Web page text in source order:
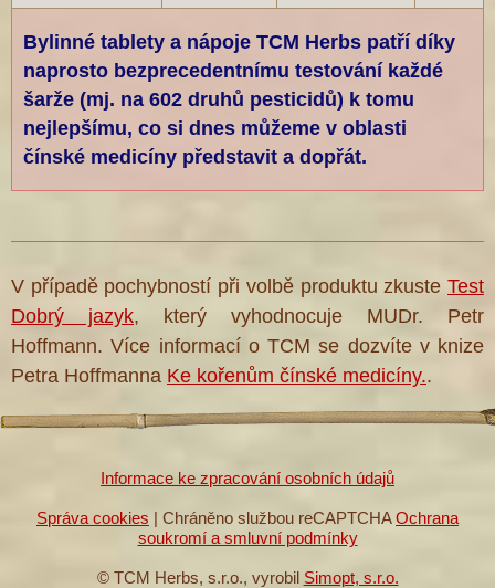
Bylinné tablety a nápoje TCM Herbs patří díky
naprosto bezprecedentnímu testování každé
šarže (mj. na 602 druhů pesticidů) k tomu
nejlepšímu, co si dnes můžeme v oblasti
čínské medicíny představit a dopřát.
V případě pochybností při volbě produktu zkuste Test
Dobrý jazyk, který vyhodnocuje MUDr. Petr
Hoffmann. Více informací o TCM se dozvíte v knize
Petra Hoffmanna Ke kořenům čínské medicíny..
Informace ke zpracování osobních údajů
Správa cookies | Chráněno službou reCAPTCHAOchrana
soukromí a smluvní podmínky
© TCM Herbs, s.r.o., vyrobil Simopt, s.r.o.